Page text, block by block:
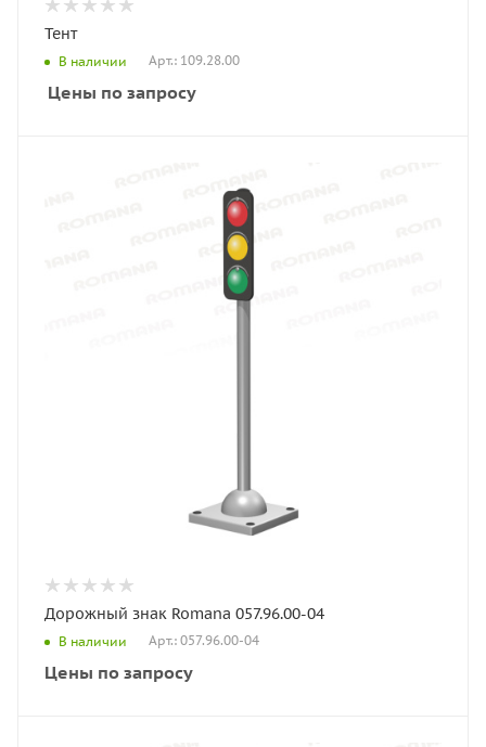
Тент
В наличии Арт.: 109.28.00
Цены по запросу
Дорожный знак Romana 057.96.00-04
В наличии Арт.: 057.96.00-04
Цены по запросу